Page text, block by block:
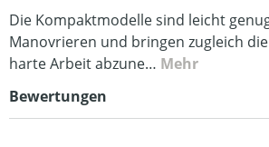
Die Kompaktmodelle sind leicht
Manovrieren und bringen zugleich
harte Arbeit abzune… Mehr
Bewertungen